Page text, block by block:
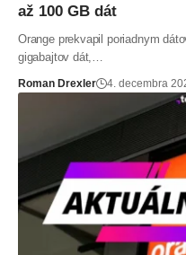
až 100 GB dát
Orange prekvapil poriadnym
gigabajtov dát,…
Roman Drexler 4. decembra